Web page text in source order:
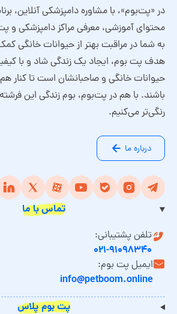
در «پت‌بوم»، با مشاوره دامپزشکی آنلاین،
محتوای آموزشی، معرفی مراکز دامپزشکی و
به شما در مراقبت بهتر از حیوانات خانگی
هدف پت بوم، ایجاد یک زندگی شاد و با
حیوانات خانگی و صاحبانشان است تا کنار
باشند. با هم در پت‌بوم، بوم زندگی این
رنگی‌تر می‌کنیم.
درباره ما
تماس با ما
تلفن پشتیبانی:
۰۲۱-۹۱۰۹۸۳۴۰
ایمیل پت بوم:
info@petboom.online
پت بوم پلاس